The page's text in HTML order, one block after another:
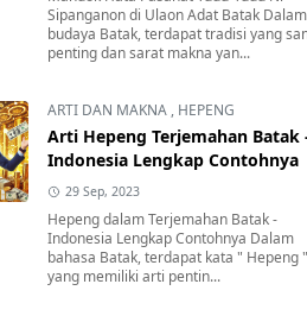
Sipanganon di Ulaon Adat Batak Dalam
budaya Batak, terdapat tradisi yang
penting dan sarat makna yan...
ARTI DAN MAKNA , HEPENG
Arti Hepeng Terjemahan Batak
Indonesia Lengkap Contohnya
29 Sep, 2023
Hepeng dalam Terjemahan Batak -
Indonesia Lengkap Contohnya Dalam
bahasa Batak, terdapat kata " Hepeng "
yang memiliki arti pentin...